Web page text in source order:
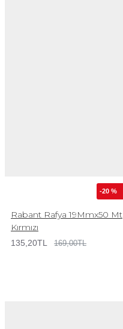
-20 %
Rabant Rafya 19Mmx50 Mt
Kırmızı
135,20TL 169,00TL